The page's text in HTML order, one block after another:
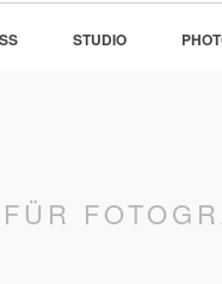
STUDIO